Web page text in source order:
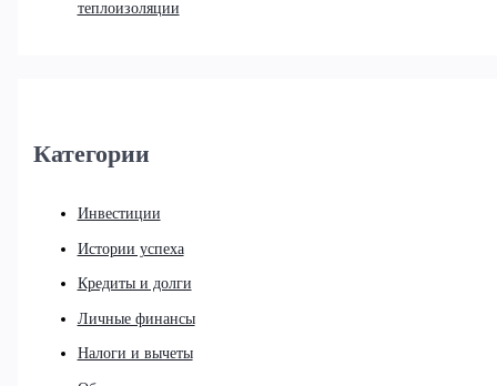
теплоизоляции
Категории
Инвестиции
Истории успеха
Кредиты и долги
Личные финансы
Налоги и вычеты